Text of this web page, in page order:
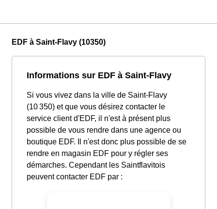
EDF à Saint-Flavy (10350)
Informations sur EDF à Saint-Flavy
Si vous vivez dans la ville de Saint-Flavy
(10 350) et que vous désirez contacter le
service client d'EDF, il n'est à présent plus
possible de vous rendre dans une agence ou
boutique EDF. Il n'est donc plus possible de se
rendre en magasin EDF pour y régler ses
démarches. Cependant les Saintflavitois
peuvent contacter EDF par :